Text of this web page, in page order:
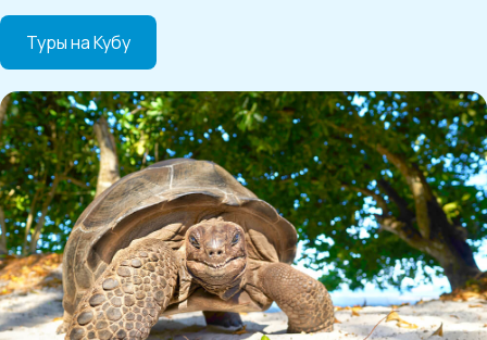
Туры на Кубу